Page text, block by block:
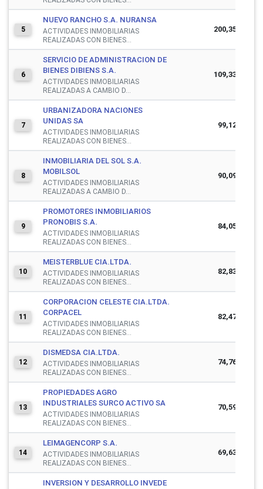
5
NUEVO RANCHO S.A. NURANSA
ACTIVIDADES INMOBILIARIAS
REALIZADAS CON BIENES...
200,359,570
6
SERVICIO DE ADMINISTRACION DE
BIENES DIBIENS S.A.
ACTIVIDADES INMOBILIARIAS
REALIZADAS A CAMBIO D...
109,335,599
7
URBANIZADORA NACIONES
UNIDAS SA
ACTIVIDADES INMOBILIARIAS
REALIZADAS CON BIENES...
99,124,403
8
INMOBILIARIA DEL SOL S.A.
MOBILSOL
ACTIVIDADES INMOBILIARIAS
REALIZADAS A CAMBIO D...
90,095,743
9
PROMOTORES INMOBILIARIOS
PRONOBIS S.A.
ACTIVIDADES INMOBILIARIAS
REALIZADAS CON BIENES...
84,058,567
10
MEISTERBLUE CIA.LTDA.
ACTIVIDADES INMOBILIARIAS
REALIZADAS CON BIENES...
82,836,216
11
CORPORACION CELESTE CIA.LTDA.
CORPACEL
ACTIVIDADES INMOBILIARIAS
REALIZADAS CON BIENES...
82,476,790
12
DISMEDSA CIA.LTDA.
ACTIVIDADES INMOBILIARIAS
REALIZADAS CON BIENES...
74,769,693
13
PROPIEDADES AGRO
INDUSTRIALES SURCO ACTIVO SA
ACTIVIDADES INMOBILIARIAS
REALIZADAS CON BIENES...
70,593,859
14
LEIMAGENCORP S.A.
ACTIVIDADES INMOBILIARIAS
REALIZADAS CON BIENES...
69,633,156
INVERSION Y DESARROLLO INVEDE